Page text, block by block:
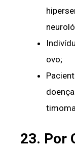
ovo;
23. Por